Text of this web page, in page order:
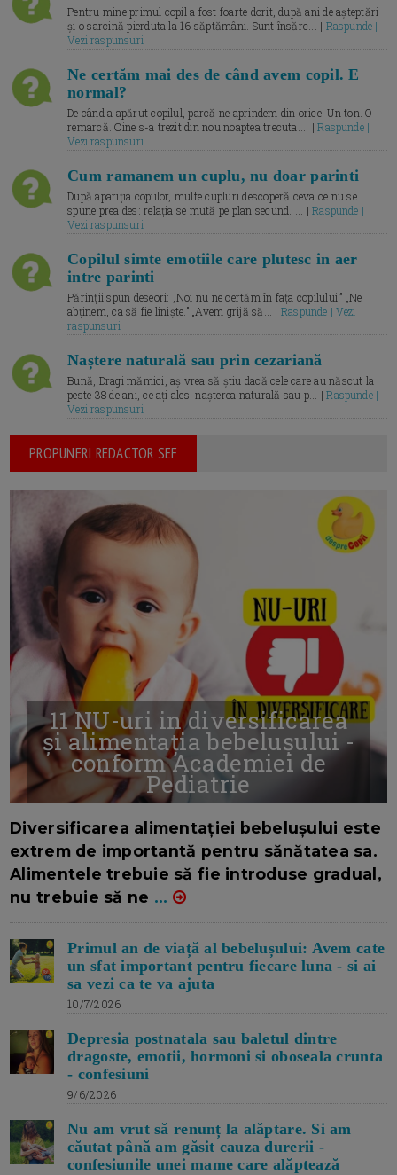
Pentru mine primul copil a fost foarte dorit, după ani de așteptări
și o sarcină pierduta la 16 săptămâni. Sunt însărc... | Raspunde |
Vezi raspunsuri
Ne certăm mai des de când avem copil. E
normal?
De când a apărut copilul, parcă ne aprindem din orice. Un ton. O
remarcă. Cine s-a trezit din nou noaptea trecuta.... |Raspunde |
Vezi raspunsuri
Cum ramanem un cuplu, nu doar parinti
După apariția copiilor, multe cupluri descoperă ceva ce nu se
spune prea des: relația se mută pe plan secund. ... |Raspunde |
Vezi raspunsuri
Copilul simte emotiile care plutesc in aer
intre parinti
Părinții spun deseori: „Noi nu ne certăm în fața copilului.” „Ne
abținem, ca să fie liniște.” „Avem grijă să... | Raspunde | Vezi
raspunsuri
Naștere naturală sau prin cezariană
Bună, Dragi mămici, aș vrea să știu dacă cele care au născut la
peste 38 de ani, ce ați ales: nașterea naturală sau p... |Raspunde |
Vezi raspunsuri
PROPUNERI REDACTOR SEF
11 NU-uri in diversificarea
și alimentația bebelușului -
conform Academiei de
Pediatrie
Diversificarea alimentației bebelușului este
extrem de importantă pentru sănătatea sa.
Alimentele trebuie să fie introduse gradual,
nu trebuie să ne ...
Primul an de viață al bebelușului: Avem cate
un sfat important pentru fiecare luna - si ai
sa vezi ca te va ajuta
10/7/2026
Depresia postnatala sau baletul dintre
dragoste, emotii, hormoni si oboseala crunta
- confesiuni
9/6/2026
Nu am vrut să renunț la alăptare. Si am
căutat până am găsit cauza durerii -
confesiunile unei mame care alăptează